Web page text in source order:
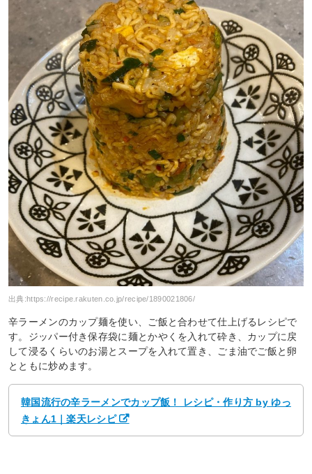
出典:https://recipe.rakuten.co.jp/recipe/1890021806/
辛ラーメンのカップ麺を使い、ご飯と合わせて仕上げるレシピで
す。ジッパー付き保存袋に麺とかやくを入れて砕き、カップに戻
して浸るくらいのお湯とスープを入れて置き、ごま油でご飯と卵
とともに炒めます。
韓国流行の辛ラーメンでカップ飯！ レシピ・作り方 by ゆっ
きょん1｜楽天レシピ